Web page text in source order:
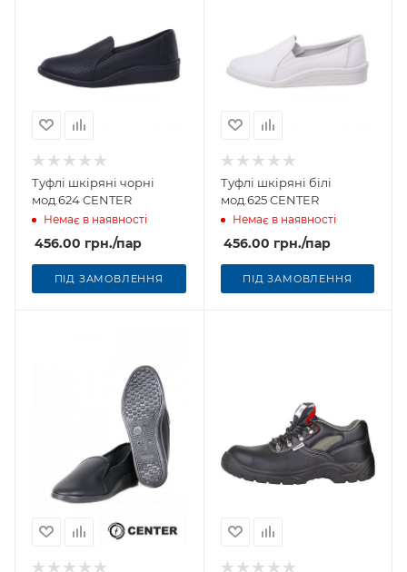
Туфлі шкіряні чорні
мод.624 CENTER
Немає в наявності
456.00 грн./пар
ПІД ЗАМОВЛЕННЯ
Туфлі шкіряні білі
мод.625 CENTER
Немає в наявності
456.00 грн./пар
ПІД ЗАМОВЛЕННЯ